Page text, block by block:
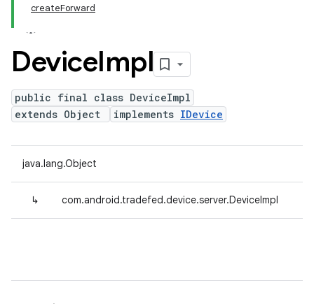
createForward
DeviceImpl
public final class DeviceImpl
extends Object
implements IDevice
java.lang.Object
↳ com.android.tradefed.device.server.DeviceImpl